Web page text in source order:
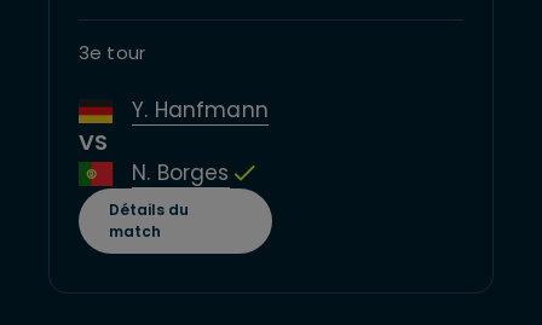
3e tour
Y. Hanfmann
VS
N. Borges
Détails du
match